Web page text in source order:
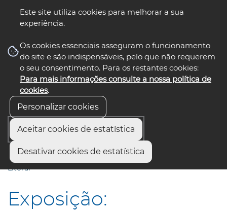
Este site utiliza cookies para melhorar a sua
experiência.
Os cookies essenciais asseguram o funcionamento
do site e são indispensáveis, pelo que não requerem
o seu consentimento. Para os restantes cookies:
Para mais informações consulte a nossa política de
cookies.
Personalizar cookies
Aceitar cookies de estatística
Desativar cookies de estatística
nos select language
Início
Exposição: “Património da Arte Xávega, Um Legado do
Litoral”
Exposição: